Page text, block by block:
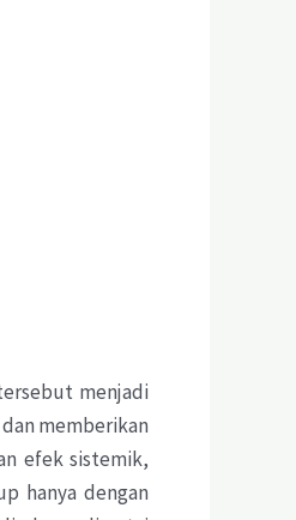
menjadi
memberikan
efek sistemik,
hanya dengan